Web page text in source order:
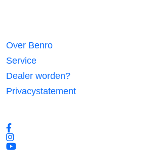
Over Benro
Service
Dealer worden?
Privacystatement